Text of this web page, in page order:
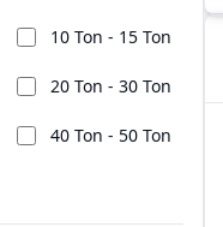
10 Ton - 15 Ton
20 Ton - 30 Ton
40 Ton - 50 Ton